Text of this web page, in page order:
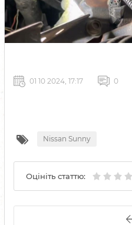
01 10 2024, 17:17 0
Nissan Sunny
Оцініть статтю: